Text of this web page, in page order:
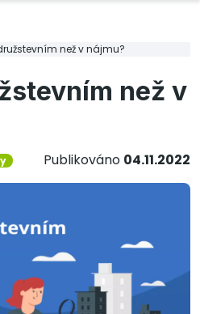
než v nájmu?
než v
Publikováno 04.11.2022